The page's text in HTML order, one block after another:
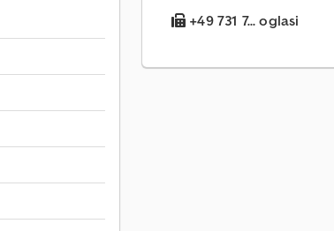
+49 731 7... oglasi